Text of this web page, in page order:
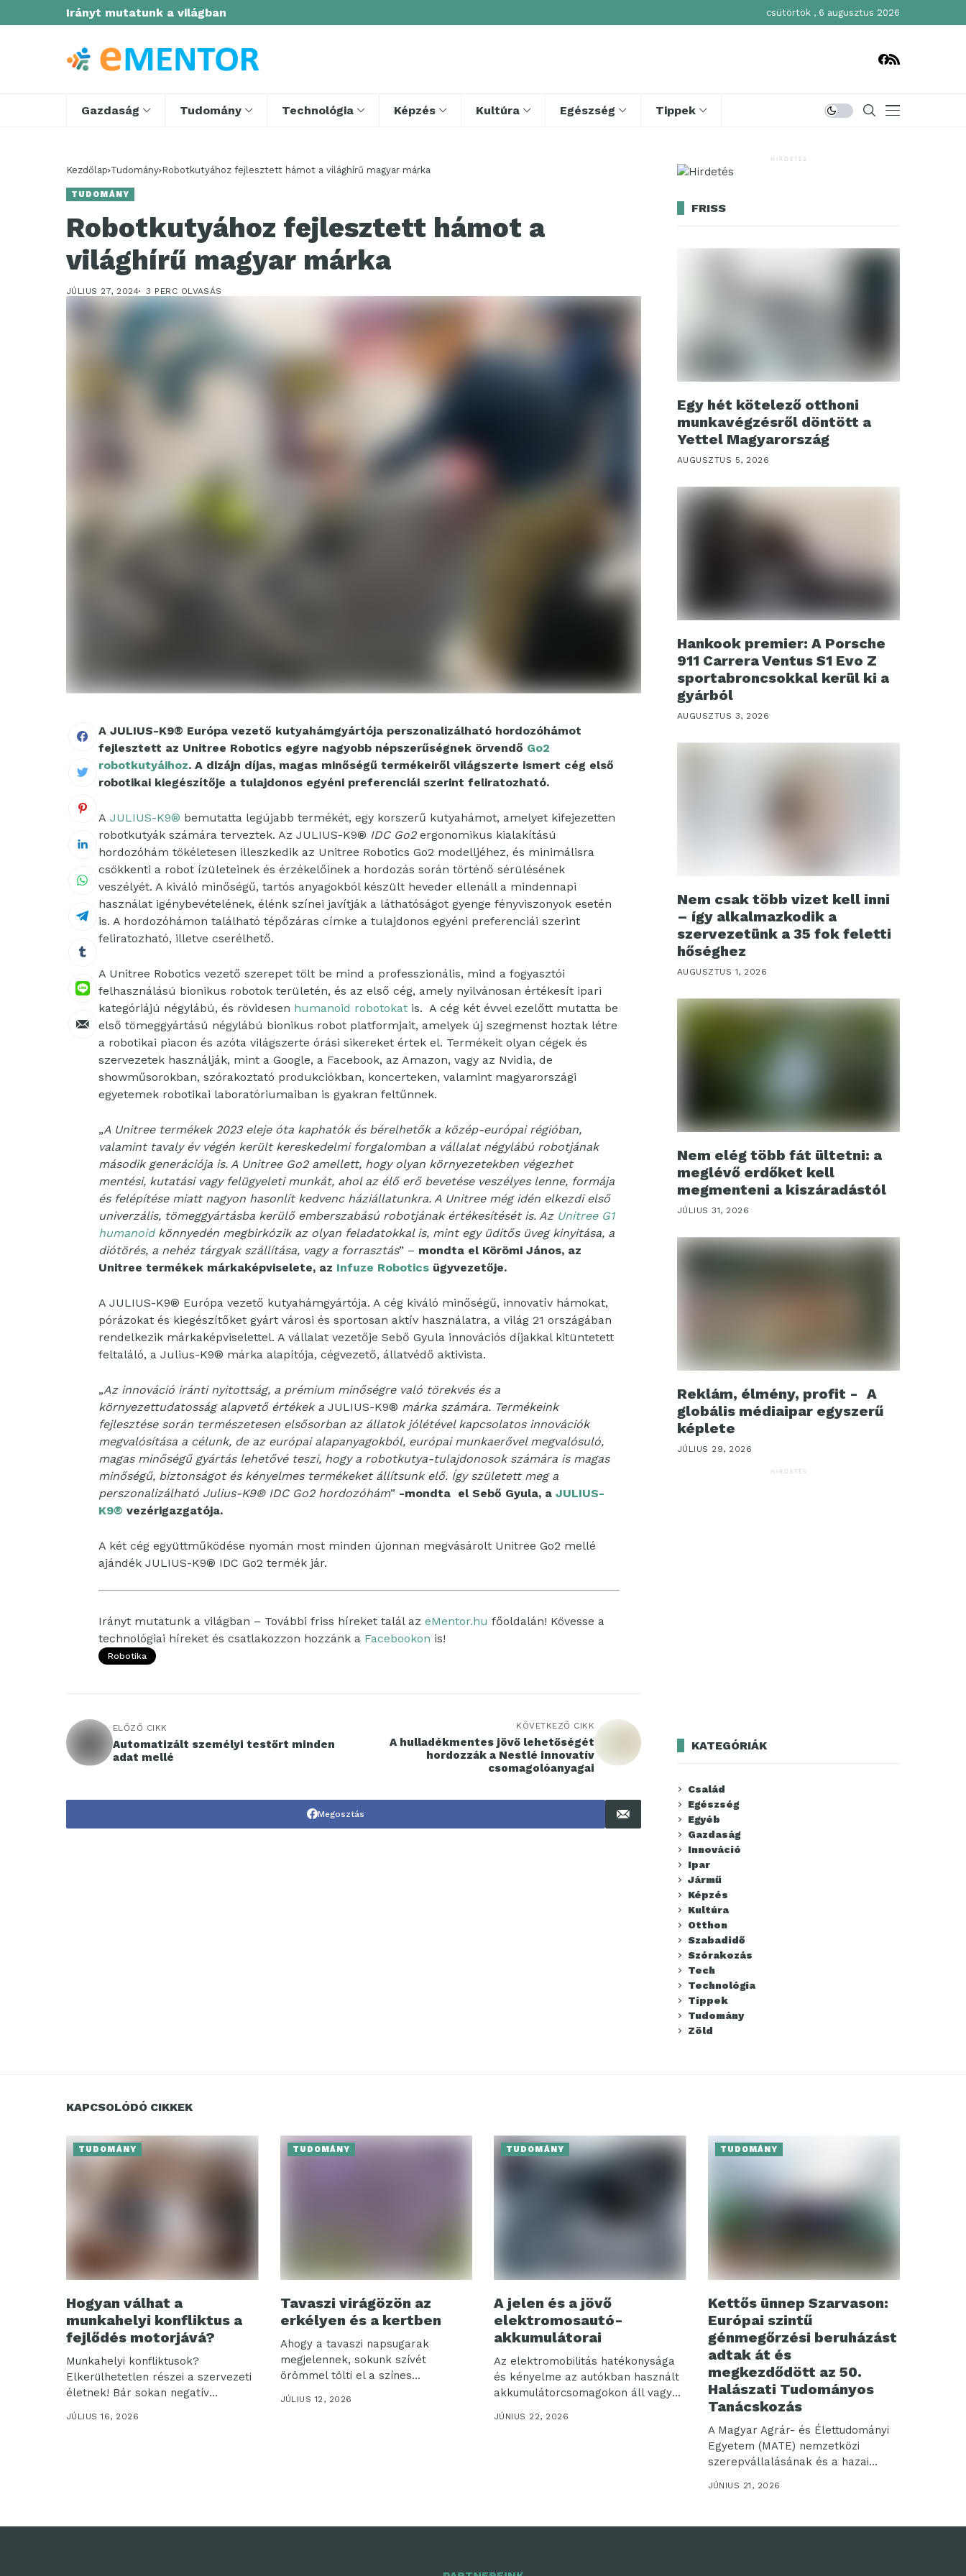
Irányt mutatunk a világban csütörtök , 6 augusztus 2026
Gazdaság Tudomány Technológia Képzés Kultúra Egészség Tippek
Kezdőlap Tudomány Robotkutyához fejlesztett hámot a világhírű magyar márka
TUDOMÁNY
Robotkutyához fejlesztett hámot a
világhírű magyar márka
JÚLIUS 27, 2024 3 PERC OLVASÁS
A JULIUS-K9® Európa vezető kutyahámgyártója perszonalizálható hordozóhámot
fejlesztett az Unitree Robotics egyre nagyobb népszerűségnek örvendő Go2
robotkutyáihoz. A dizájn díjas, magas minőségű termékeiről világszerte ismert cég első
robotikai kiegészítője a tulajdonos egyéni preferenciái szerint feliratozható.
A JULIUS-K9® bemutatta legújabb termékét, egy korszerű kutyahámot, amelyet kifejezetten
robotkutyák számára terveztek. Az JULIUS-K9® IDC Go2ergonomikus kialakítású
hordozóhám tökéletesen illeszkedik az Unitree Robotics Go2 modelljéhez, és minimálisra
csökkenti a robot ízületeinek és érzékelőinek a hordozás során történő sérülésének
veszélyét. A kiváló minőségű, tartós anyagokból készült heveder ellenáll a mindennapi
használat igénybevételének, élénk színei javítják a láthatóságot gyenge fényviszonyok esetén
is. A hordozóhámon található tépőzáras címke a tulajdonos egyéni preferenciái szerint
feliratozható, illetve cserélhető.
A Unitree Robotics vezető szerepet tölt be mind a professzionális, mind a fogyasztói
felhasználású bionikus robotok területén, és az első cég, amely nyilvánosan értékesít ipari
kategóriájú négylábú, és rövidesen humanoid robotokat is. A cég két évvel ezelőtt mutatta be
első tömeggyártású négylábú bionikus robot platformjait, amelyek új szegmenst hoztak létre
a robotikai piacon és azóta világszerte órási sikereket értek el. Termékeit olyan cégek és
szervezetek használják, mint a Google, a Facebook, az Amazon, vagy az Nvidia, de
showműsorokban, szórakoztató produkciókban, koncerteken, valamint magyarországi
egyetemek robotikai laboratóriumaiban is gyakran feltűnnek.
„A Unitree termékek 2023 eleje óta kaphatók és bérelhetők a közép-európai régióban,
valamint tavaly év végén került kereskedelmi forgalomban a vállalat négylábú robotjának
második generációja is. A Unitree Go2 amellett, hogy olyan környezetekben végezhet
mentési, kutatási vagy felügyeleti munkát, ahol az élő erő bevetése veszélyes lenne, formája
és felépítése miatt nagyon hasonlít kedvenc háziállatunkra. A Unitree még idén elkezdi első
univerzális, tömeggyártásba kerülő emberszabású robotjának értékesítését is. Az Unitree G1
humanoidkönnyedén megbirkózik az olyan feladatokkal is, mint egy üdítős üveg kinyitása, a
diótörés, a nehéz tárgyak szállítása, vagy a forrasztás” – mondta el Körömi János, az
Unitree termékek márkaképviselete, az Infuze Robotics ügyvezetője.
A JULIUS-K9® Európa vezető kutyahámgyártója. A cég kiváló minőségű, innovatív hámokat,
pórázokat és kiegészítőket gyárt városi és sportosan aktív használatra, a világ 21 országában
rendelkezik márkaképviselettel. A vállalat vezetője Sebő Gyula innovációs díjakkal kitüntetett
feltaláló, a Julius-K9® márka alapítója, cégvezető, állatvédő aktivista.
„Az innováció iránti nyitottság, a prémium minőségre való törekvés és a
környezettudatosság alapvető értékek a JULIUS-K9® márka számára. Termékeink
fejlesztése során természetesen elsősorban az állatok jólétével kapcsolatos innovációk
megvalósítása a célunk, de az európai alapanyagokból, európai munkaerővel megvalósuló,
magas minőségű gyártás lehetővé teszi, hogy a robotkutya-tulajdonosok számára is magas
minőségű, biztonságot és kényelmes termékeket állítsunk elő. Így született meg a
perszonalizálható Julius-K9® IDC Go2 hordozóhám” -mondta el Sebő Gyula, a JULIUS-
K9® vezérigazgatója.
A két cég együttműködése nyomán most minden újonnan megvásárolt Unitree Go2 mellé
ajándék JULIUS-K9® IDC Go2 termék jár.
Irányt mutatunk a világban – További friss híreket talál az eMentor.hu főoldalán! Kövesse a
technológiai híreket és csatlakozzon hozzánk a Facebookon is!
Robotika
ELŐZŐ CIKK
Automatizált személyi testőrt minden
adat mellé
KÖVETKEZŐ CIKK
A hulladékmentes jövő lehetőségét
hordozzák a Nestlé innovatív
csomagolóanyagai
Megosztás
HIRDETÉS
FRISS
Egy hét kötelező otthoni
munkavégzésről döntött a
Yettel Magyarország
AUGUSZTUS 5, 2026
Hankook premier: A Porsche
911 Carrera Ventus S1 Evo Z
sportabroncsokkal kerül ki a
gyárból
AUGUSZTUS 3, 2026
Nem csak több vizet kell inni
– így alkalmazkodik a
szervezetünk a 35 fok feletti
hőséghez
AUGUSZTUS 1, 2026
Nem elég több fát ültetni: a
meglévő erdőket kell
megmenteni a kiszáradástól
JÚLIUS 31, 2026
Reklám, élmény, profit - A
globális médiaipar egyszerű
képlete
JÚLIUS 29, 2026
HIRDETÉS
KATEGÓRIÁK
Család
Egészség
Egyéb
Gazdaság
Innováció
Ipar
Jármű
Képzés
Kultúra
Otthon
Szabadidő
Szórakozás
Tech
Technológia
Tippek
Tudomány
Zöld
KAPCSOLÓDÓ CIKKEK
TUDOMÁNY
Hogyan válhat a
munkahelyi konfliktus a
fejlődés motorjává?
Munkahelyi konfliktusok?
Elkerülhetetlen részei a szervezeti
életnek! Bár sokan negatív
jelenségként tekintenek...
JÚLIUS 16, 2026
TUDOMÁNY
Tavaszi virágözön az
erkélyen és a kertben
Ahogy a tavaszi napsugarak
megjelennek, sokunk szívét
örömmel tölti el a színes...
JÚLIUS 12, 2026
TUDOMÁNY
A jelen és a jövő
elektromosautó-
akkumulátorai
Az elektromobilitás hatékonysága
és kényelme az autókban használt
akkumulátorcsomagokon áll vagy
bukik....
JÚNIUS 22, 2026
TUDOMÁNY
Kettős ünnep Szarvason:
Európai szintű
génmegőrzési beruházást
adtak át és
megkezdődött az 50.
Halászati Tudományos
Tanácskozás
A Magyar Agrár- és Élettudományi
Egyetem (MATE) nemzetközi
szerepvállalásának és a hazai...
JÚNIUS 21, 2026